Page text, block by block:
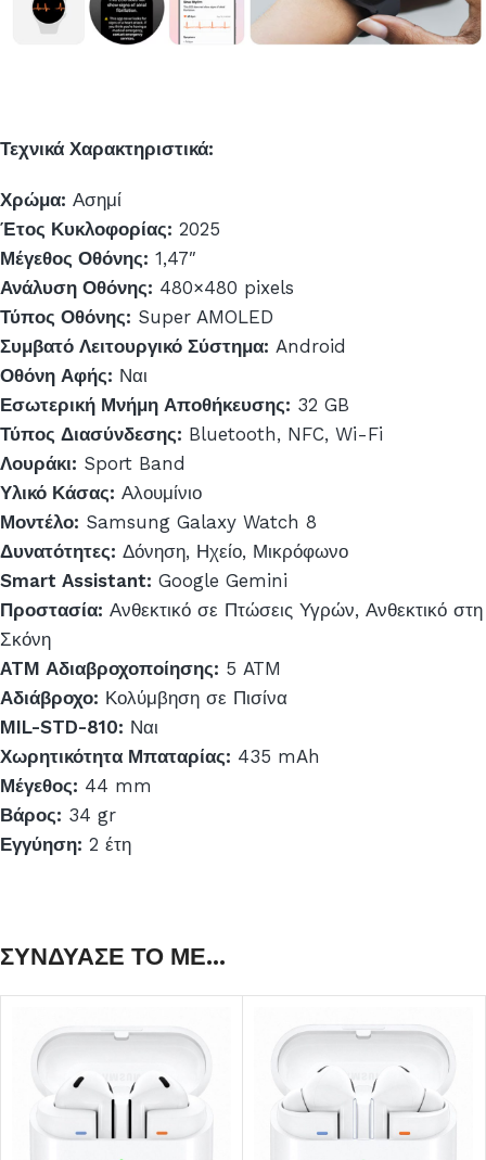
Τεχνικά Χαρακτηριστικά:
Χρώμα: Ασημί
Έτος Κυκλοφορίας: 2025
Μέγεθος Οθόνης: 1,47″
Ανάλυση Οθόνης: 480×480 pixels
Τύπος Οθόνης: Super AMOLED
Συμβατό Λειτουργικό Σύστημα: Android
Οθόνη Αφής: Ναι
Εσωτερική Μνήμη Αποθήκευσης: 32 GB
Τύπος Διασύνδεσης: Bluetooth, NFC, Wi-Fi
Λουράκι: Sport Band
Υλικό Κάσας: Αλουμίνιο
Μοντέλο: Samsung Galaxy Watch 8
Δυνατότητες: Δόνηση, Ηχείο, Μικρόφωνο
Smart Assistant: Google Gemini
Προστασία: Ανθεκτικό σε Πτώσεις Υγρών, Ανθεκτικό στη
Σκόνη
ATM Αδιαβροχοποίησης: 5 ATM
Αδιάβροχο: Κολύμβηση σε Πισίνα
MIL-STD-810: Ναι
Χωρητικότητα Μπαταρίας: 435 mAh
Μέγεθος: 44 mm
Βάρος: 34 gr
Εγγύηση: 2 έτη
ΣΥΝΔΥΑΣΕ ΤΟ ΜΕ...